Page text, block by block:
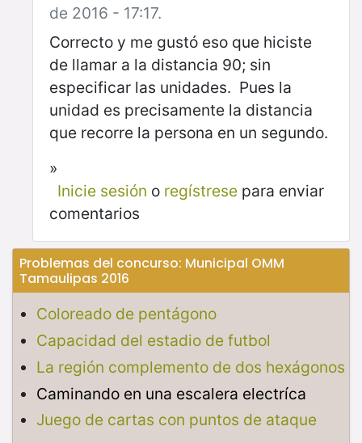
de 2016 - 17:17.
Correcto y me gustó eso que hiciste
de llamar a la distancia 90; sin
especificar las unidades. Pues la
unidad es precisamente la distancia
que recorre la persona en un segundo.
»
Inicie sesión o regístresepara enviar
comentarios
Problemas del concurso: Municipal OMM
Tamaulipas 2016
Coloreado de pentágono
Capacidad del estadio de futbol
La región complemento de dos hexágonos
Caminando en una escalera electríca
Juego de cartas con puntos de ataque